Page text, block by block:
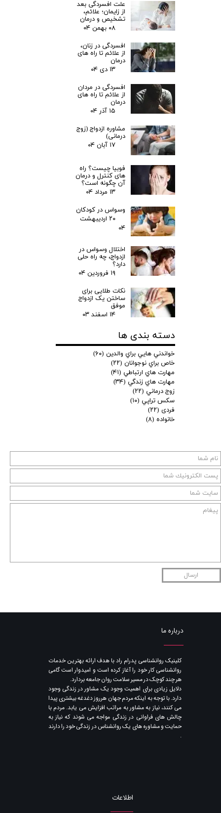
ارسال
علت افسردگی بعد
از زایمان؛ علائم،
تشخیص و درمان
۰۸ بهمن ۰۴
افسردگی در زنان،
از علائم تا راه های
درمان
۱۳ دی ۰۴
افسردگی در مردان
از علائم تا راه های
درمان
۱۵ آذر ۰۴
مشاوره ازدواج (زوج
درمانی)
۱۷ آبان ۰۴
فوبیا چیست؟ راه
های کنترل و درمان
آن چگونه است؟
۱۳ مرداد ۰۴
وسواس در کودکان
۲۰ اردیبهشت
۰۴
اختلال وسواس در
ازدواج، چه راه حلی
دارد؟
۱۹ فروردین ۰۴
نکات طلایی برای
ساختن یک ازدواج
موفق
۱۴ اسفند ۰۳
دسته بندی ها
خواندني هايي براي والدين (۶۰)
خاص براي نوجوانان (۲۲)
مهارت هاي ارتباطي (۴۱)
مهارت هاي زندگي (۳۴)
زوج درماني (۲۲)
سكس تراپي (۱۰)
فردی (۲۲)
خانواده (۸)
درباره ما
​کلینیک روانشناسی پدرام راد با هدف ارائه بهترین خدمات
روانشناسی کار خود را آغاز کرده است و امیدوار است گامی
هر چند کوچک در مسیر سلامت روان جامعه بردارد.
دلایل زیادی برای اهمیت وجود یک مشاور در زندگی وجود
دارد. با توجه به اینکه مردم جهان هرروز دغدغه بیشتری پیدا
می کنند​​​​​​​، نیاز به مشاور به مراتب افزایش می یابد. مردم با
چالش های فراوانی در زندگی مواجه می شوند که نیاز به
حمایت و مشاوره های یک روانشناس در زندگی خود را دارند​​​​​​​
.
اطلاعات